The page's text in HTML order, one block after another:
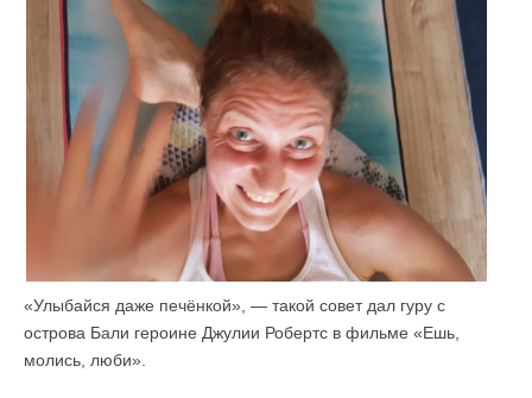
«Улыбайся даже печёнкой», — такой совет дал гуру с
острова Бали героине Джулии Робертс в фильме «Ешь,
молись, люби».